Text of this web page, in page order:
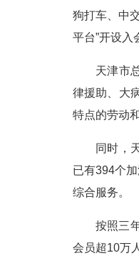
狗打车、中
平台”开设入
天津市
律援助、大
特点的劳动
同时，
已有394个
综合服务。
按照三
会员超10万